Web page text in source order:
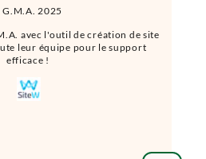
2025
avec l'outil de création de site
leur équipe pour le support
efficace !